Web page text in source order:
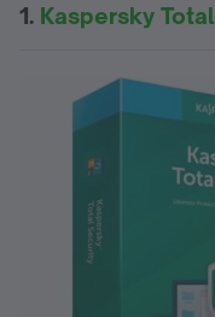
1. Kaspersky